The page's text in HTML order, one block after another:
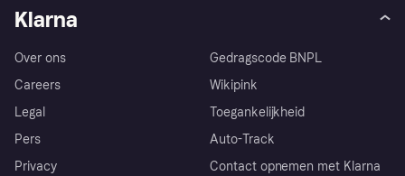
Klarna
Over ons
Careers
Legal
Pers
Privacy
Gedragscode BNPL
Wikipink
Toegankelijkheid
Auto-Track
Contact opnemen met Klarna